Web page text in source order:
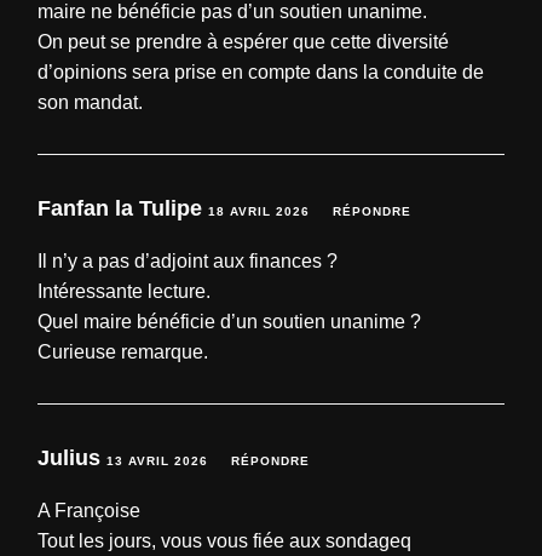
maire ne bénéficie pas d’un soutien unanime.
On peut se prendre à espérer que cette diversité
d’opinions sera prise en compte dans la conduite de
son mandat.
Fanfan la Tulipe18 AVRIL 2026 RÉPONDRE
Il n’y a pas d’adjoint aux finances ?
Intéressante lecture.
Quel maire bénéficie d’un soutien unanime ?
Curieuse remarque.
Julius13 AVRIL 2026 RÉPONDRE
A Françoise
Tout les jours, vous vous fiée aux sondageq